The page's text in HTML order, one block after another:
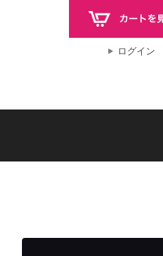
ログイン